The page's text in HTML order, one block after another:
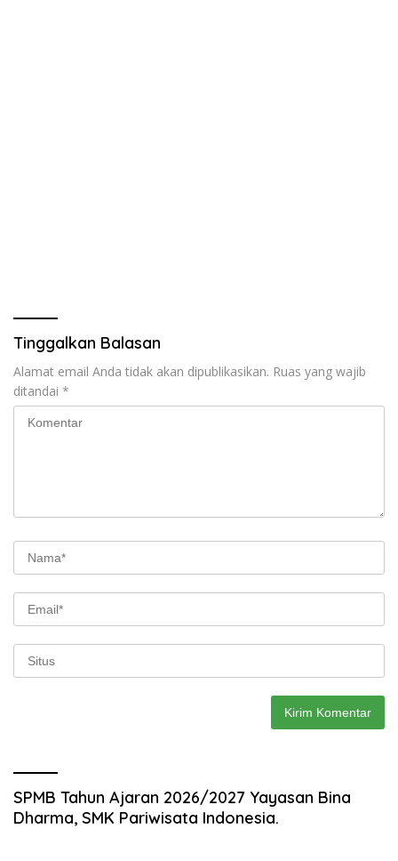
Tinggalkan Balasan
Alamat email Anda tidak akan dipublikasikan. Ruas yang wajib
ditandai *
SPMB Tahun Ajaran 2026/2027 Yayasan Bina
Dharma, SMK Pariwisata Indonesia.